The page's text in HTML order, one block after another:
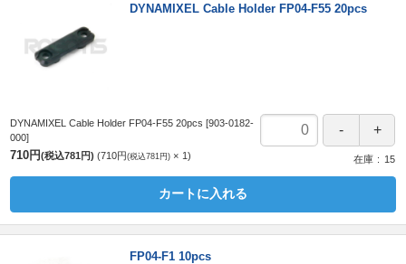
DYNAMIXEL Cable Holder FP04-F55 20pcs
DYNAMIXEL Cable Holder FP04-F55 20pcs [903-0182-
000]
710円(税込781円) 710円(税込781円) 1 在庫 15
カートに入れる
FP04-F1 10pcs